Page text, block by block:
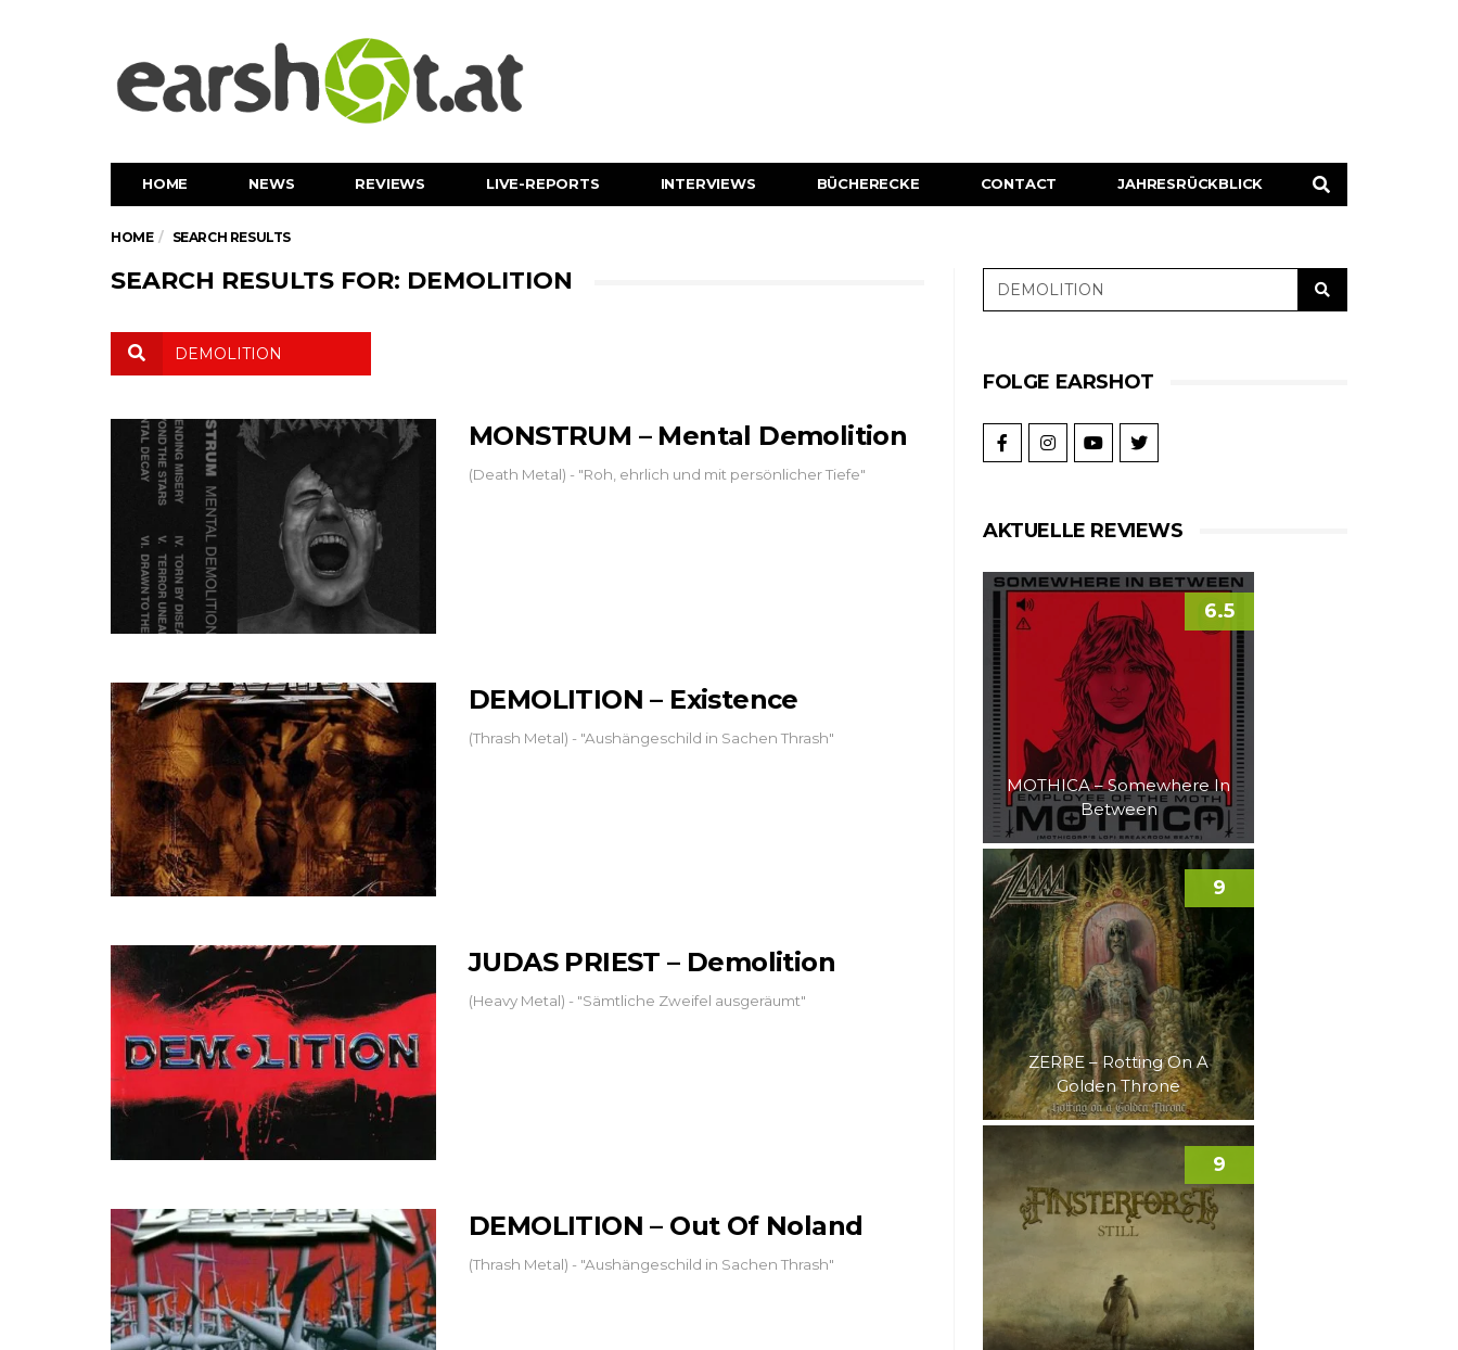
HOME NEWS REVIEWS LIVE-REPORTS INTERVIEWS BÜCHERECKE CONTACT JAHRESRÜCKBLICK
HOME SEARCH RESULTS
SEARCH RESULTS FOR: DEMOLITION
MONSTRUM – Mental Demolition
(Death Metal) - "Roh, ehrlich und mit persönlicher Tiefe"
DEMOLITION – Existence
(Thrash Metal) - "Aushängeschild in Sachen Thrash"
JUDAS PRIEST – Demolition
(Heavy Metal) - "Sämtliche Zweifel ausgeräumt"
DEMOLITION – Out Of Noland
(Thrash Metal) - "Aushängeschild in Sachen Thrash"
FOLGE EARSHOT
AKTUELLE REVIEWS
MOTHICA – Somewhere In
Between
6.5
ZERRE – Rotting On A
Golden Throne
9
9